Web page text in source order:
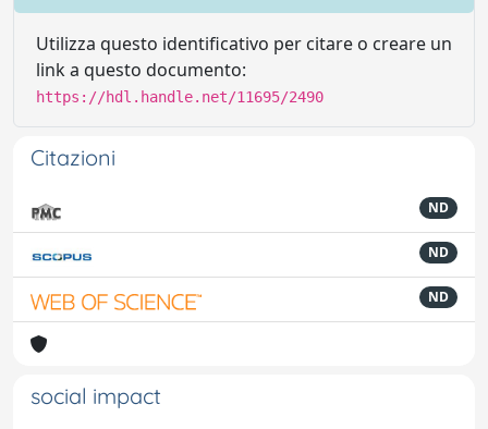
Utilizza questo identificativo per citare o creare un
link a questo documento:
https://hdl.handle.net/11695/2490
Citazioni
ND
ND
ND
social impact